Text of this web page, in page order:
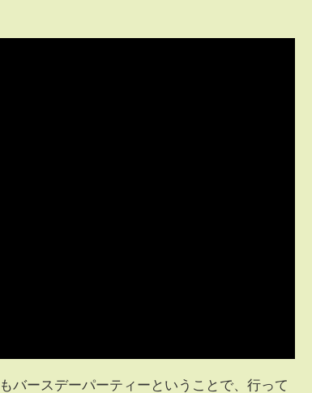
バースデーパーティーということで、行って